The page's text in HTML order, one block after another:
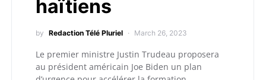
haïtiens
by Redaction Télé Pluriel March 26, 2023
Le premier ministre Justin Trudeau proposera
au président américain Joe Biden un plan